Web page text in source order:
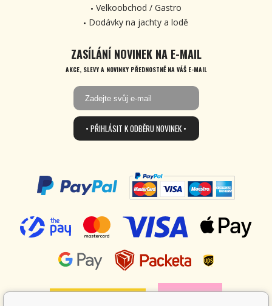
Velkoobchod / Gastro
Dodávky na jachty a lodě
ZASÍLÁNÍ NOVINEK NA E-MAIL
AKCE, SLEVY A NOVINKY PŘEDNOSTNĚ NA VÁŠ E-MAIL
• PŘIHLÁSIT K ODBĚRU NOVINEK •